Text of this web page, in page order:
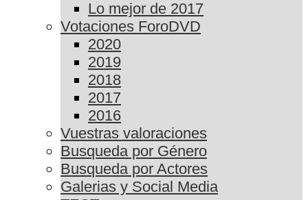
Lo mejor de 2017
Votaciones ForoDVD
2020
2019
2018
2017
2016
Vuestras valoraciones
Busqueda por Género
Busqueda por Actores
Galerias y Social Media